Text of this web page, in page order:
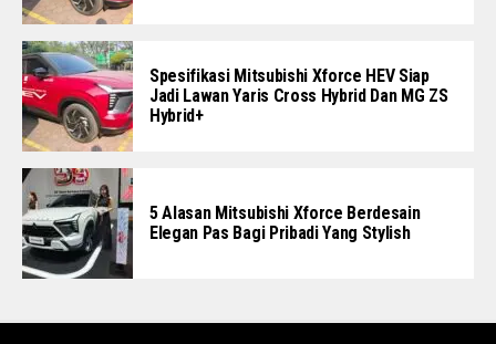
Spesifikasi Mitsubishi Xforce HEV Siap
Jadi Lawan Yaris Cross Hybrid Dan MG ZS
Hybrid+
5 Alasan Mitsubishi Xforce Berdesain
Elegan Pas Bagi Pribadi Yang Stylish